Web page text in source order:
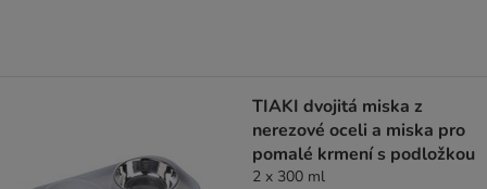
TIAKI dvojitá miska z
nerezové oceli a miska pro
pomalé krmení s podložkou
2 x 300 ml